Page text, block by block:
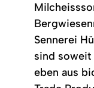
Sennerei
sind
eben aus